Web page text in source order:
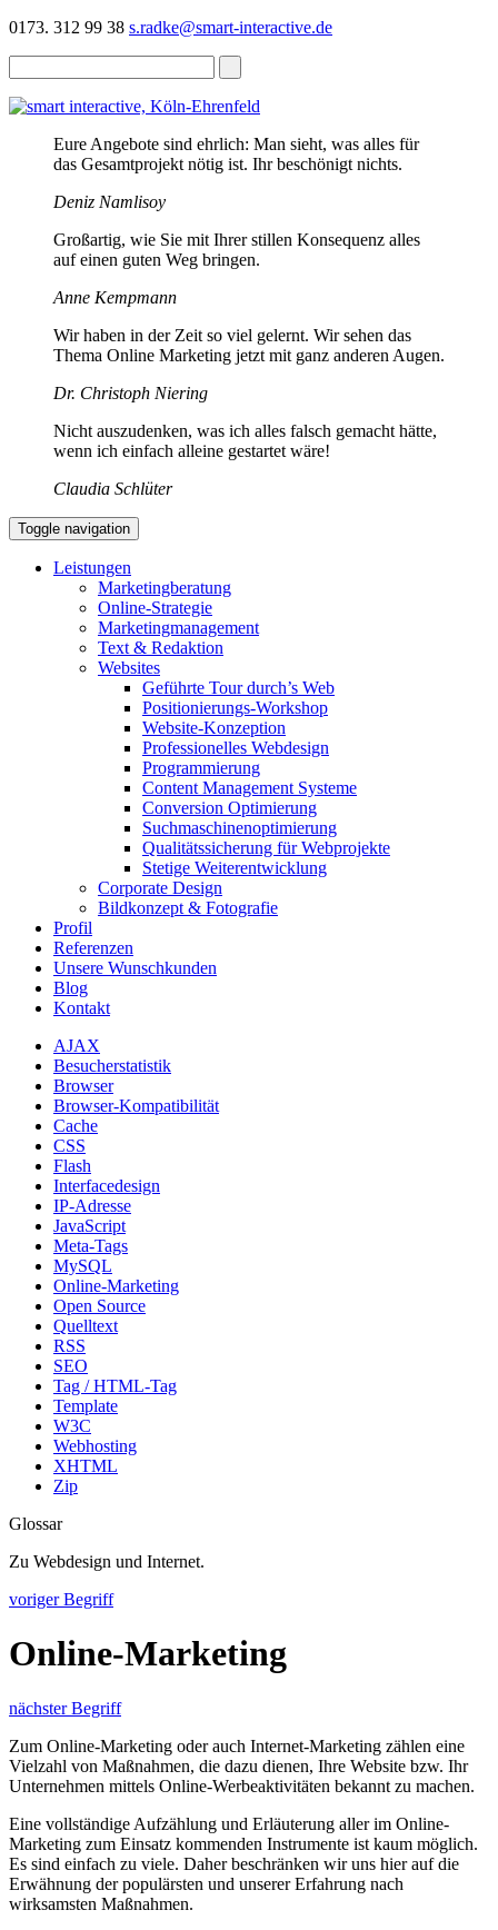
0173. 312 99 38 s.radke@smart-interactive.de
Eure Angebote sind ehrlich: Man sieht, was alles für
das Gesamtprojekt nötig ist. Ihr beschönigt nichts.
Deniz Namlisoy
Großartig, wie Sie mit Ihrer stillen Konsequenz alles
auf einen guten Weg bringen.
Anne Kempmann
Wir haben in der Zeit so viel gelernt. Wir sehen das
Thema Online Marketing jetzt mit ganz anderen Augen.
Dr. Christoph Niering
Nicht auszudenken, was ich alles falsch gemacht hätte,
wenn ich einfach alleine gestartet wäre!
Claudia Schlüter
Toggle navigation
Leistungen
Marketingberatung
Online-Strategie
Marketingmanagement
Text & Redaktion
Websites
Geführte Tour durch’s Web
Positionierungs-Workshop
Website-Konzeption
Professionelles Webdesign
Programmierung
Content Management Systeme
Conversion Optimierung
Suchmaschinenoptimierung
Qualitätssicherung für Webprojekte
Stetige Weiterentwicklung
Corporate Design
Bildkonzept & Fotografie
Profil
Referenzen
Unsere Wunschkunden
Blog
Kontakt
AJAX
Besucherstatistik
Browser
Browser-Kompatibilität
Cache
CSS
Flash
Interfacedesign
IP-Adresse
JavaScript
Meta-Tags
MySQL
Online-Marketing
Open Source
Quelltext
RSS
SEO
Tag / HTML-Tag
Template
W3C
Webhosting
XHTML
Zip
Glossar
Zu Webdesign und Internet.
voriger Begriff
Online-Marketing
nächster Begriff
Zum Online-Marketing oder auch Internet-Marketing zählen eine
Vielzahl von Maßnahmen, die dazu dienen, Ihre Website bzw. Ihr
Unternehmen mittels Online-Werbeaktivitäten bekannt zu machen.
Eine vollständige Aufzählung und Erläuterung aller im Online-
Marketing zum Einsatz kommenden Instrumente ist kaum möglich.
Es sind einfach zu viele. Daher beschränken wir uns hier auf die
Erwähnung der populärsten und unserer Erfahrung nach
wirksamsten Maßnahmen.